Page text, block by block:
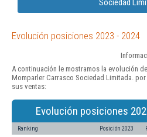
Sociedad
Evolución posiciones 2023 - 2024
A continuación le mostramos la evolución
Momparler Carrasco Sociedad Limitada.
sus ventas:
Evolución posiciones
Ranking Posición 2023